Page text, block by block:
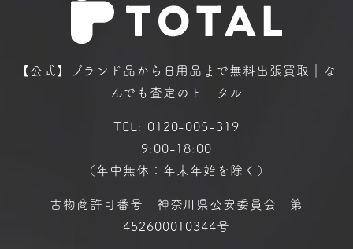
【公式】ブランド品から日用品まで無料出張買取｜な
んでも査定のトータル
TEL: 0120-005-319
9:00-18:00
（年中無休：年末年始を除く）
古物商許可番号 神奈川県公安委員会 第
452600010344号